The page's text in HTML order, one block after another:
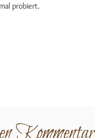
probiert.